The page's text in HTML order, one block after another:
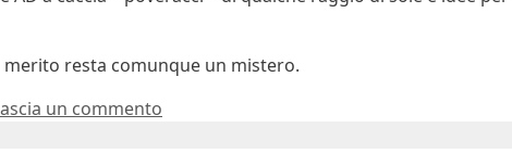
merito resta comunque un mistero.
un commento